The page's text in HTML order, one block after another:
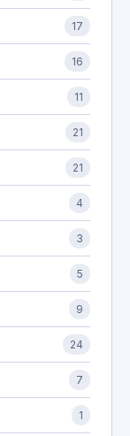
17
16
11
21
21
4
3
5
9
24
7
1